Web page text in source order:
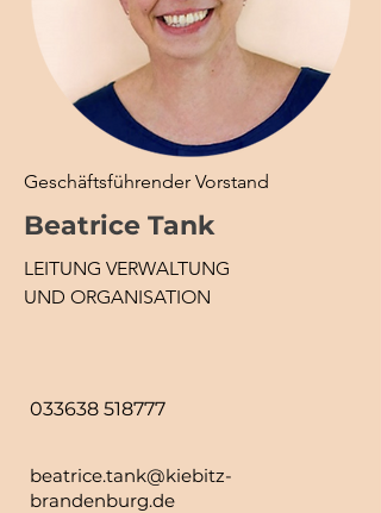
Geschäftsführender Vorstand
Beatrice Tank
LEITUNG VERWALTUNG
UND ORGANISATION
033638 518777
beatrice.tank@kiebitz-
brandenburg.de